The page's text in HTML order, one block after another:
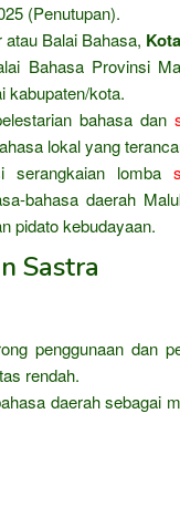
(Penutupan).
Balai Bahasa,
Bahasa Provinsi
kabupaten/kota.
bahasa dan
lokal yang
serangkaian lomba
bahasa daerah
pidato kebudayaan.
Sastra
penggunaan dan
rendah.
daerah sebagai